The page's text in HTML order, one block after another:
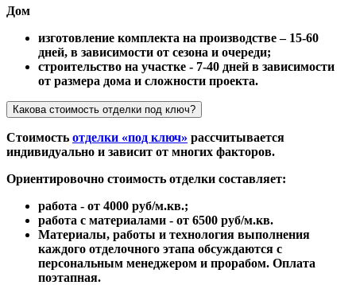
Дом
изготовление комплекта на производстве – 15-60
дней, в зависимости от сезона и очереди;
строительство на участке - 7-40 дней в зависимости
от размера дома и сложности проекта.
Какова стоимость отделки под ключ?
Стоимость отделки «под ключ» рассчитывается
индивидуально и зависит от многих факторов.
Ориентировочно стоимость отделки составляет:
работа - от 4000 руб/м.кв.;
работа с материалами - от 6500 руб/м.кв.
Материалы, работы и технология выполнения
каждого отделочного этапа обсуждаются с
персональным менеджером и прорабом. Оплата
поэтапная.